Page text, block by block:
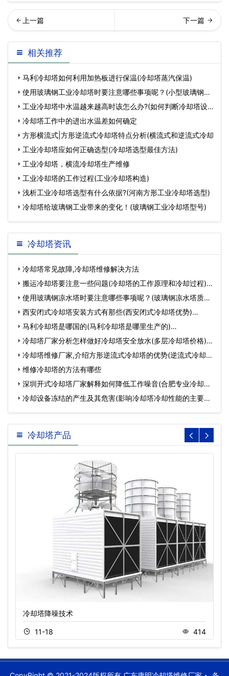
却塔为什么要经常进行检查
(如何增加冷却塔的冷…
业冷却塔安装位置要求(浙江
开式冷却塔安装流程
相关推荐
马利冷却塔如何利用加热板进行保温(冷却塔蒸汽保温)
使用玻璃钢工业冷却塔时要注意哪些事项呢？(小型玻璃钢冷
却塔工业冷却塔中水温越来越高时该怎么办?(如何判断冷却塔设
备 冷却塔工作中的进出水温差如何确定
方形横流式|方形逆流式冷却塔特点分析(横流式和逆流式冷却
工业冷却塔应如何正确选型(冷却塔选型最佳方法)
工业冷却塔，横流冷却塔生产维修
工业冷却塔的工作过程(工业冷却塔构造)
浅析工业冷却塔选型有什么依据?(河南方形工业冷却塔选型)
冷却塔给玻璃钢工业带来的变化！(玻璃钢工业冷却塔型号)
冷却塔资讯
冷却塔常见故障,冷却塔维修解决方法
搬运冷却塔要注意一些问题(冷却塔的工作原理和冷却过程)…
使用玻璃钢凉水塔时要注意哪些事项呢？(玻璃钢凉水塔质量)
… 西安闭式冷却塔安装方式有那些(西安闭式冷却塔优势)…
马利冷却塔是哪国的(马利冷却塔是哪里生产的)…
冷却塔厂家分析怎样做好冷却塔安全放水(多层冷却塔价格)…
冷却塔维修厂家,介绍方形逆流式冷却塔的优势(逆流式冷却
塔…维修冷却塔的方法有哪些
深圳开式冷却塔厂家解释如何降低工作噪音(合肥专业冷却塔
生…冷却设备冻结的产生及其危害(影响冷却塔冷却性能的主要参
数…
冷却塔产品
冷却塔降噪技术
11-18 414